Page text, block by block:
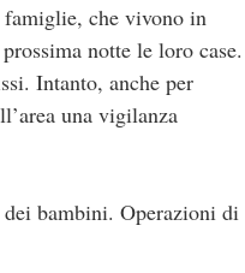
famiglie, che vivono in
notte le loro case.
Intanto, anche per
una vigilanza
bambini. Operazioni di